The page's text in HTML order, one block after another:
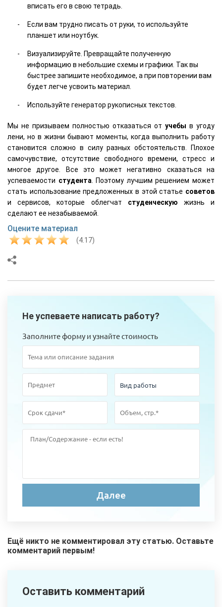
вписать его в свою тетрадь.
Если вам трудно писать от руки, то используйте
планшет или ноутбук.
Визуализируйте. Превращайте полученную
информацию в небольшие схемы и графики. Так вы
быстрее запишите необходимое, а при повторении вам
будет легче усвоить материал.
Используйте генератор рукописных текстов.
Мы не призываем полностью отказаться от учебы в угоду
лени, но в жизни бывают моменты, когда выполнить работу
становится сложно в силу разных обстоятельств. Плохое
самочувствие, отсутствие свободного времени, стресс и
многое другое. Все это может негативно сказаться на
успеваемости студента . Поэтому лучшим решением может
стать использование предложенных в этой статье советов
и сервисов, которые облегчат студенческую жизнь и
сделают ее незабываемой.
Оцените материал
(4.17)
Не успеваете написать работу?
Заполните форму и узнайте стоимость
Ещё никто не комментировал эту статью. Оставьте
комментарий первым!
Оставить комментарий